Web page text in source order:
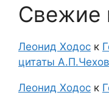
Свежие
Леонид Ходос к
цитаты
Леонид Ходос к